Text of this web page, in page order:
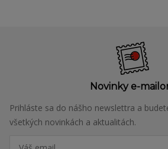
Novinky e-
Prihláste sa do nášho newslettra a
všetkých novinkách a aktualitách.